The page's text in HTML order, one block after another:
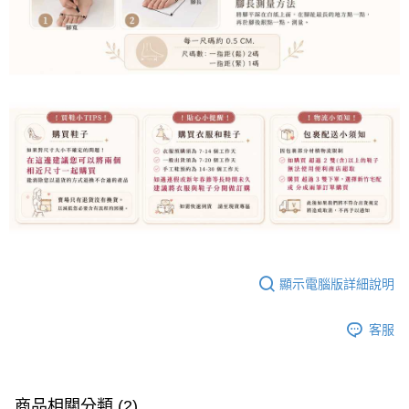
顯示電腦版詳細說明
客服